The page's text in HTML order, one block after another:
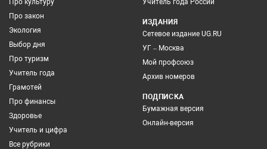
Про закон
Экология
Выбор дня
Про туризм
Учитель года
Грамотей
Про финансы
Здоровье
Учитель и цифра
Все рубрики
ИЗДАНИЯ
Сетевое издание UG.RU
УГ – Москва
Мой профсоюз
Архив номеров
ПОДПИСКА
Бумажная версия
Онлайн-версия